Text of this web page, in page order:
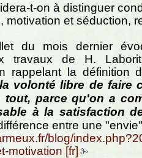
t-on à distinguer
motivation et séduction,
du mois dernier
travaux de H.
rappelant la définition
la volonté libre de faire
tout, parce qu'on a
à la satisfaction
entre une
blog/
motivation